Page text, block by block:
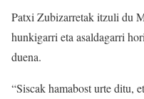
Patxi Zubizarretak itzuli du
hunkigarri eta asaldagarri
duena.
“Siscak hamabost urte ditu,